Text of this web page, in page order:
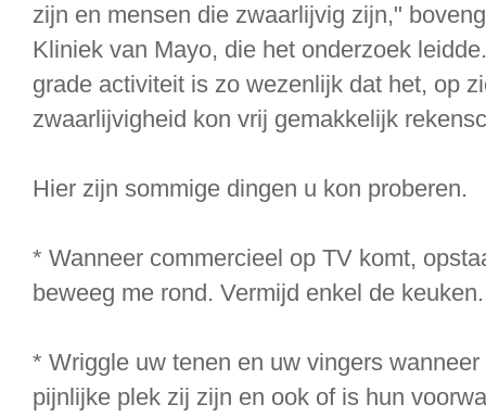
zijn en mensen die zwaarlijvig zijn,"
Kliniek van Mayo, die het onderzoek
grade activiteit is zo wezenlijk dat het, op
zwaarlijvigheid kon vrij gemakkelijk
Hier zijn sommige dingen u kon proberen.
* Wanneer commercieel op TV komt,
beweeg me rond. Vermijd enkel de keuken.
* Wriggle uw tenen en uw vingers
pijnlijke plek zij zijn en ook of is hun